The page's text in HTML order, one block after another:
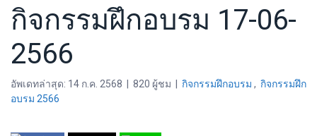
กิจกรรมฝึกอบรม 17-06-
2566
อัพเดทล่าสุด: 14 ก.ค. 2568 820 ผู้ชม กิจกรรมฝึกอบรม , กิจกรรมฝึก
อบรม 2566